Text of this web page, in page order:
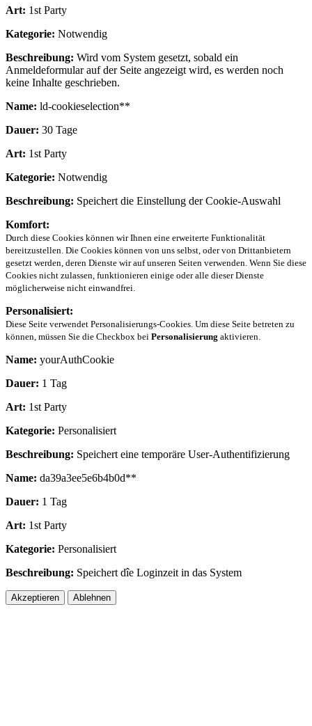
Art: 1st Party
Kategorie: Notwendig
Beschreibung: Wird vom System gesetzt, sobald ein
Anmeldeformular auf der Seite angezeigt wird, es werden noch
keine Inhalte geschrieben.
Name: ld-cookieselection**
Dauer: 30 Tage
Art: 1st Party
Kategorie: Notwendig
Beschreibung: Speichert die Einstellung der Cookie-Auswahl
Komfort:
Durch diese Cookies können wir Ihnen eine erweiterte Funktionalität
bereitzustellen. Die Cookies können von uns selbst, oder von Drittanbietern
gesetzt werden, deren Dienste wir auf unseren Seiten verwenden. Wenn Sie diese
Cookies nicht zulassen, funktionieren einige oder alle dieser Dienste
möglicherweise nicht einwandfrei.
Personalisiert:
Diese Seite verwendet Personalisierungs-Cookies. Um diese Seite betreten zu
können, müssen Sie die Checkbox bei Personalisierung aktivieren.
Name: yourAuthCookie
Dauer: 1 Tag
Art: 1st Party
Kategorie: Personalisiert
Beschreibung: Speichert eine temporäre User-Authentifizierung
Name: da39a3ee5e6b4b0d**
Dauer: 1 Tag
Art: 1st Party
Kategorie: Personalisiert
Beschreibung: Speichert dîe Loginzeit in das System
Akzeptieren Ablehnen